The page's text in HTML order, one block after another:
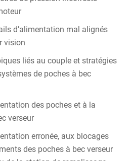
d’alimentation mal alignés
vision
liés au couple et stratégies
de poches à bec
des poches et à la
verseur
erronée, aux blocages
des poches à bec verseur